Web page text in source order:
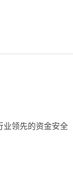
领先的资金安全